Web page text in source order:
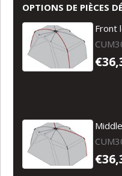
OPTIONS DE PIÈCES
Front